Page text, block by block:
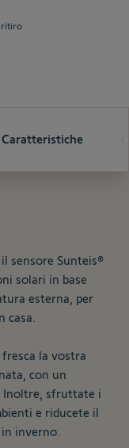
ritiro
Caratteristiche
il sensore Sunteis®
solari in base
esterna, per
casa.
la vostra
con un
Inoltre, sfruttate i
e riducete il
inverno.